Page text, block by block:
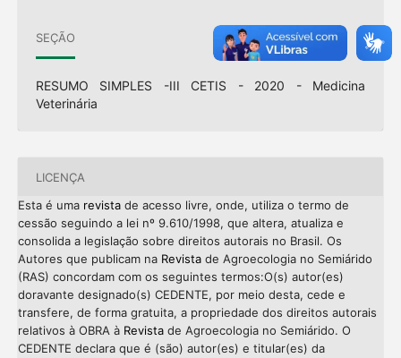
SEÇÃO
RESUMO SIMPLES -III CETIS - 2020 - Medicina
Veterinária
LICENÇA
Esta é uma revistade acesso livre, onde, utiliza o termo de
cessão seguindo a lei nº 9.610/1998, que altera, atualiza e
consolida a legislação sobre direitos autorais no Brasil. Os
Autores que publicam na Revistade Agroecologia no Semiárido
(RAS) concordam com os seguintes termos:O(s) autor(es)
doravante designado(s) CEDENTE, por meio desta, cede e
transfere, de forma gratuita, a propriedade dos direitos autorais
relativos à OBRA à Revistade Agroecologia no Semiárido. O
CEDENTE declara que é (são) autor(es) e titular(es) da